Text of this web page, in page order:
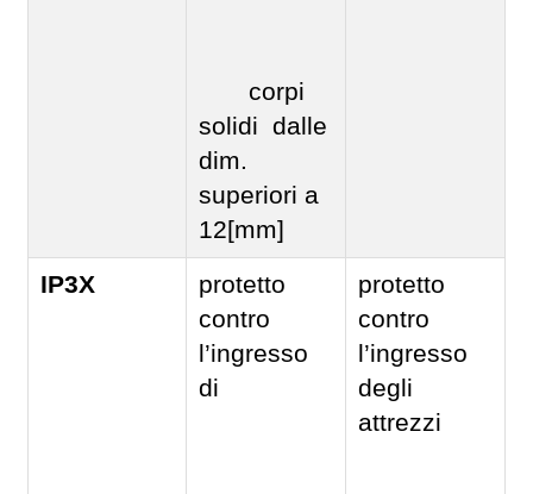
corpi
solidi dalle
dim.
superiori a
12[mm]
IP3X
protetto
contro
l’ingresso
di
protetto
contro
l’ingresso
degli
attrezzi